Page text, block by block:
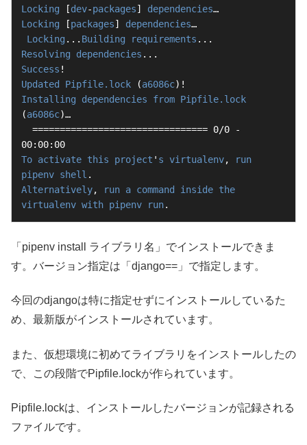
Locking [dev-packages] dependencies
Locking [packages] dependencies…
Locking ... Building requirements
Resolving
dependencies
Success
Updated
Pipfile.lock (a6086c
Installing
dependencies from Pipfile.lock
(a6086c)…
To activate this project ' s virtualenv,
run
pipenv shell
Alternatively, run a command inside the
virtualenv with pipenv run.
「pipenv install ライブラリ名」でインストールできま
す。バージョン指定は「django==」で指定します。
今回のdjangoは特に指定せずにインストールしているた
め、最新版がインストールされています。
また、仮想環境に初めてライブラリをインストールしたの
で、この段階でPipfile.lockが作られています。
Pipfile.lockは、インストールしたバージョンが記録される
ファイルです。